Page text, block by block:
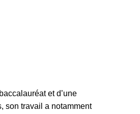
et d’une
son travail a notamment